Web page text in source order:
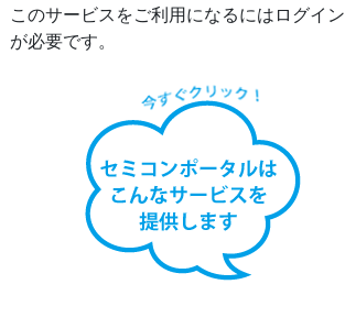
このサービスをご利用になるにはログイン
が必要です。